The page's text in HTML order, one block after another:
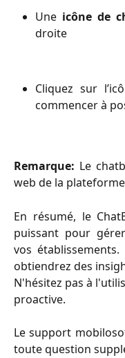
Une icône de
droite
Cliquez sur
commencer à
Remarque: Le
web de la plateforme
En résumé, le
puissant pour
vos
obtiendrez des
N'hésitez pas à
proactive.
Le support
toute question